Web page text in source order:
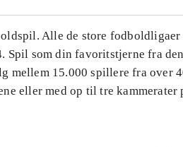
Alle de store
Spil som din favoritstjerne fra
mellem 15.000 spillere fra over
eller med op til tre kammerater